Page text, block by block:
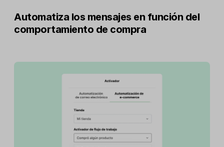
Automatiza los mensajes en función del
comportamiento de compra